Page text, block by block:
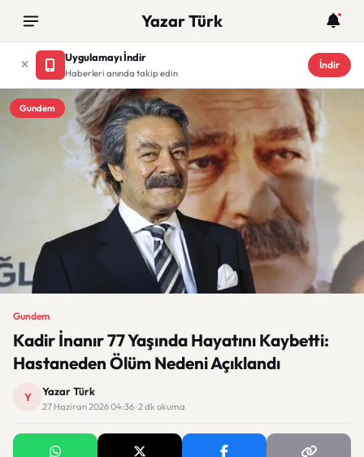
Yazar Türk
Uygulamayı İndir
Haberleri anında takip edin
İndir
Gundem
Gundem
Kadir İnanır 77 Yaşında Hayatını Kaybetti:
Hastaneden Ölüm Nedeni Açıklandı
Y Yazar Türk
27 Haziran 2026 04:36 · 2 dk okuma